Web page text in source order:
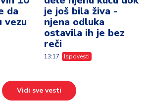
da
vezu
je još bila živa -
njena odluka
ostavila ih je bez
reči
13:17 Ispovesti
Vidi sve vesti